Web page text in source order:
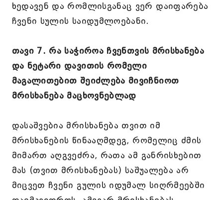
ხედავენ და რომლისგანაც ვერ დაიფარება
ჩვენი სულის საიდუმლოებანი.
თავი 7. რა საჭიროა ჩვენთვის მრისხანება
და ნეტარი დავითის რომელი
მაგალითებით შეიძლება მივიჩნიოთ
მრისხანება მაცხოვნებლად
დასაშვებია მრისხანება თვით იმ
მრისხანების წინააღმდეგ, რომელიც ძმის
მიმართ აღგვეძრა, რათა ამ განრისხებით
მას (თვით მრისხანებას) საშუალება არ
მიცვეთ ჩვენი გულის იდუმალ სიღრმეებში